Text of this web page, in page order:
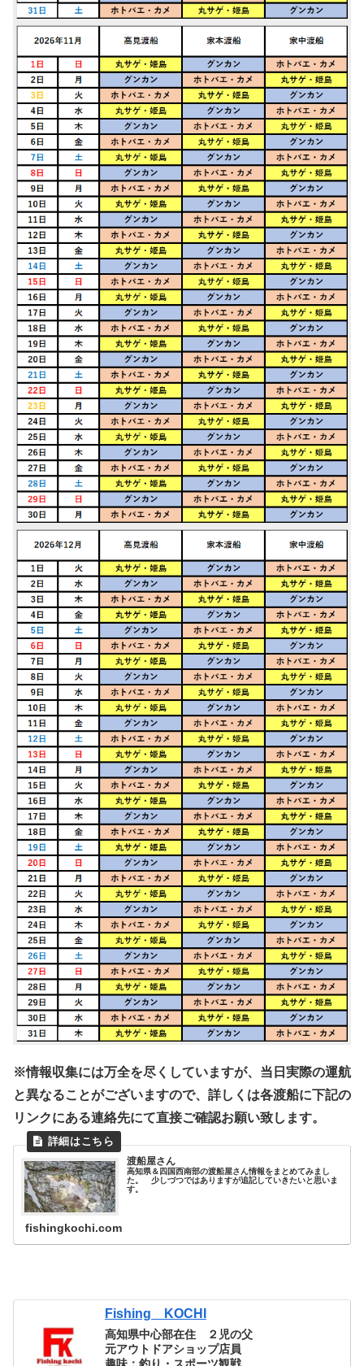
※情報収集には万全を尽くしていますが、当日実際の運航
と異なることがございますので、詳しくは各渡船に下記の
リンクにある連絡先にて直接ご確認お願い致します。
渡船屋さん
高知県＆四国西南部の渡船屋さん情報をまとめてみまし
た。 少しづつではありますが追記していきたいと思いま
す。
fishingkochi.com
Fishing KOCHI
高知県中心部在住 ２児の父
元アウトドアショップ店員